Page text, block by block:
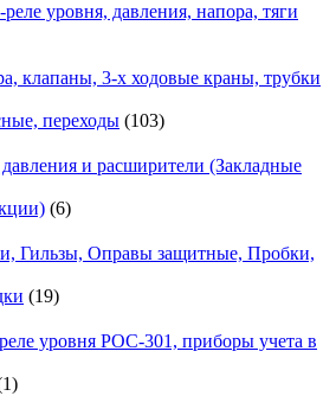
реле уровня, давления, напора, тяги
клапаны, 3-х ходовые краны, трубки
переходы 103103
и расширители (Закладные
66
Гильзы, Оправы защитные, Пробки,
1919
уровня РОС-301, приборы учета в
11